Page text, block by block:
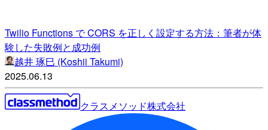
Twilio Functions で CORS を正しく設定する方法：筆者が体
験した失敗例と成功例
越井 琢巳 (Koshii Takumi)
2025.06.13
クラスメソッド株式会社